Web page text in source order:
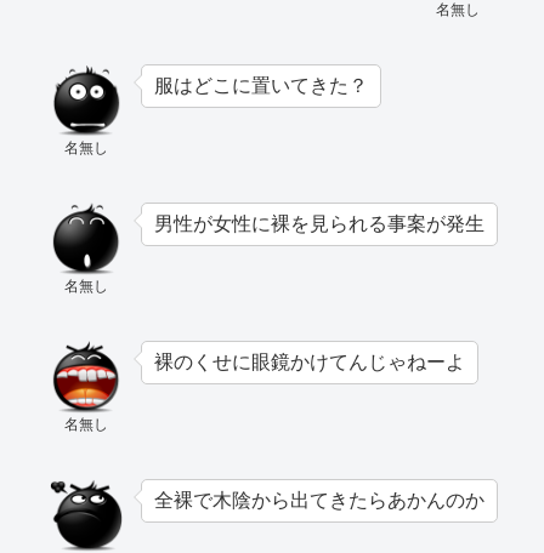
名無し
名無し
服はどこに置いてきた？
名無し
男性が女性に裸を見られる事案が発生
名無し
裸のくせに眼鏡かけてんじゃねーよ
全裸で木陰から出てきたらあかんのか